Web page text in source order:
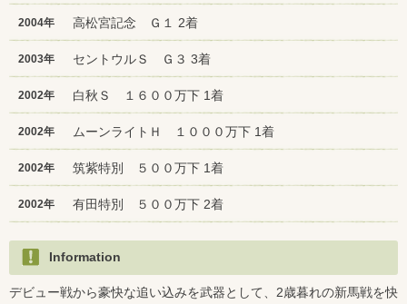
2004年 高松宮記念 Ｇ１ 2着
2003年 セントウルＳ Ｇ３ 3着
2002年 白秋Ｓ １６００万下 1着
2002年 ムーンライトＨ １０００万下 1着
2002年 筑紫特別 ５００万下 1着
2002年 有田特別 ５００万下 2着
Information
デビュー戦から豪快な追い込みを武器として、2歳暮れの新馬戦を快